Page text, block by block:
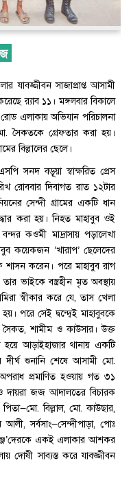
যাবজ্জীবন সাজাপ্রাপ্ত আসামী
র‌্যাব ১১। মঙ্গলবার বিকালে
রোড এলাকায় অভিযান পরিচালনা
সৈকতকে গ্রেফতার করা হয়।
বিল্লালের ছেলে।
সনদ বড়ূয়া স্বাক্ষরিত প্রেস
রোববার দিবাগত রাত ১২টার
সেন্দী গ্রামের একটি ধান
করা হয়। নিহত মাহাবুব ওই
কওমী মাদ্রাসায় পড়ালেখা
কয়েকজন ‘খারাপ’ ছেলেদের
করেন। পরে মাহাবুব রাগ
ভাইকে বস্ত্রহীন মৃত অবস্থায়
স্বীকার করে যে, তাস খেলা
পরে সেই দ্বন্দ্বেই মাহাবুবকে
সৈকত, শামীম ও কাউসার। উক্ত
আড়াইহাজার থানায় একটি
শুনানি শেষে আসামী মো.
প্রমাণিত হওয়ায় গত ৩১
দায়রা জজ আদালতের বিচারক
বিল্লাল, মো. কাউছার,
সর্বসাং—সেন্দীপাড়া, পোঃ
একই এলাকার আশকর
দোষী সাব্যস্ত করে যাবজ্জীবন